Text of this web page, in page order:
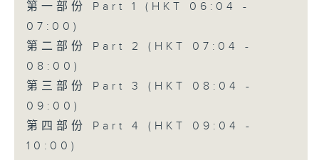
第一部份 Part 1 (HKT 06:04 -
07:00)
第二部份 Part 2 (HKT 07:04 -
08:00)
第三部份 Part 3 (HKT 08:04 -
09:00)
第四部份 Part 4 (HKT 09:04 -
10:00)